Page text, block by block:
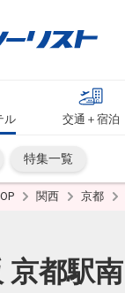
ル 交通＋宿泊
特集一覧
関西 京都
京都駅南